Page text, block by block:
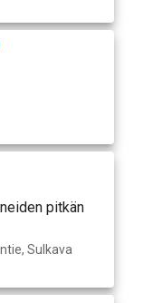
pitkän
Sulkava